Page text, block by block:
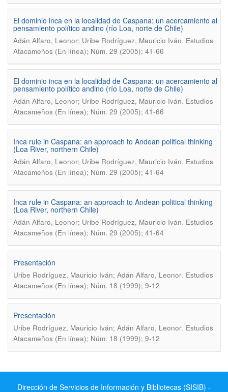
El dominio inca en la localidad de Caspana: un acercamiento al
pensamiento político andino (río Loa, norte de Chile)
Adán Alfaro, Leonor; Uribe Rodríguez, Mauricio Iván. Estudios
Atacameños (En línea); Núm. 29 (2005); 41-66
El dominio inca en la localidad de Caspana: un acercamiento al
pensamiento político andino (río Loa, norte de Chile)
Adán Alfaro, Leonor; Uribe Rodríguez, Mauricio Iván. Estudios
Atacameños (En línea); Núm. 29 (2005); 41-66
Inca rule in Caspana: an approach to Andean political thinking
(Loa River, northern Chile)
Adán Alfaro, Leonor; Uribe Rodríguez, Mauricio Iván. Estudios
Atacameños (En línea); Núm. 29 (2005); 41-64
Inca rule in Caspana: an approach to Andean political thinking
(Loa River, northern Chile)
Adán Alfaro, Leonor; Uribe Rodríguez, Mauricio Iván. Estudios
Atacameños (En línea); Núm. 29 (2005); 41-64
Presentación
Uribe Rodríguez, Mauricio Iván; Adán Alfaro, Leonor. Estudios
Atacameños (En línea); Núm. 18 (1999); 9-12
Presentación
Uribe Rodríguez, Mauricio Iván; Adán Alfaro, Leonor. Estudios
Atacameños (En línea); Núm. 18 (1999); 9-12
Dirección de Servicios de Información y Bibliotecas (SISIB) -